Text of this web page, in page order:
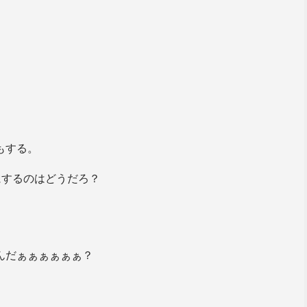
る。
るのはどうだろ？
だぁぁぁぁぁぁ？